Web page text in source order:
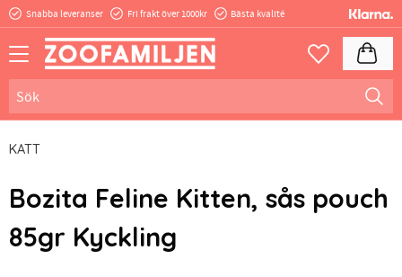
Snabba leveranser Fri frakt över 1000kr Bästa kvalité
Favoriter
KATT
Bozita Feline Kitten, sås pouch
85gr Kyckling